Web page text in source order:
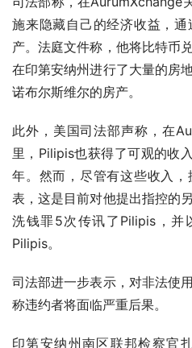
施来隐藏自己的经济收益，
产。法庭文件称，他将比特币
在印第安纳州进行了大量的房
诺布尔斯维尔的房产。
此外，美国司法部声称，在
里，Pilipis也获得了可观的收
年。然而，尽管有这些收入
表，这是目前对他提出指控的
洗钱罪5次传讯了Pilipis，并
Pilipis。
司法部进一步表示，对非法使
称违约者将面临严重后果。
印第安纳州南区联邦检察官